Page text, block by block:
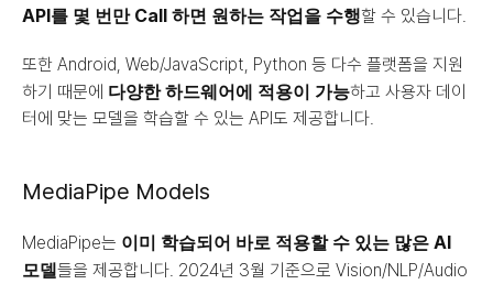
API를 몇 번만 Call 하면 원하는 작업을 수행할 수 있습니다.
또한 Android, Web/JavaScript, Python 등 다수 플랫폼을 지원
하기 때문에 다양한 하드웨어에 적용이 가능하고 사용자 데이
터에 맞는 모델을 학습할 수 있는 API도 제공합니다.
MediaPipe Models
MediaPipe는 이미 학습되어 바로 적용할 수 있는 많은 AI
모델들을 제공합니다. 2024년 3월 기준으로 Vision/NLP/Audio